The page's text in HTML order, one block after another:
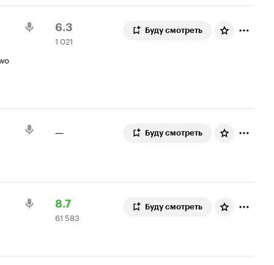
Рейтинг
Кинопоиска
6.3
1
021
1 021
Буду смотреть
— Буду смотреть
Рейтинг
Кинопоиска
8.7
61
583
61 583
Буду смотреть